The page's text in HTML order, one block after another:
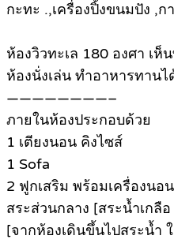
กะทะ .,เครื่องปิ้งขนมปัง ,ก
ห้องวิวทะเล 180 องศา เห็
ห้องนั่งเล่น ทำอาหารทานไ
————————–
ภายในห้องประกอบด้วย
1 เตียงนอน คิงไซส์
1 Sofa
2 ฟูกเสริม พร้อมเครื่องนอ
สระส่วนกลาง [สระน้ำเกลื
[จากห้องเดินขึ้นไปสระน้ำ